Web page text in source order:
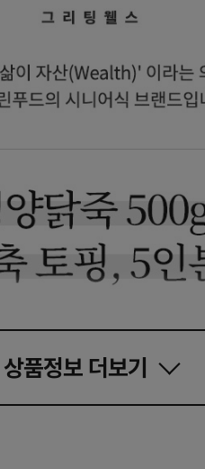
상품정보 더보기